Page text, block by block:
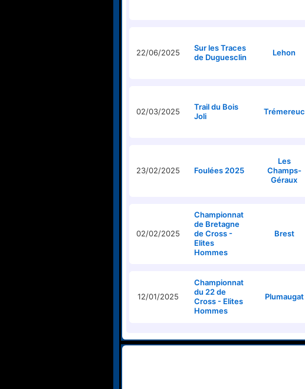
22/06/2025
Sur les Traces
de Duguesclin
Lehon
02/03/2025
Trail du Bois
Joli
Trémereuc
23/02/2025 Foulées 2025
Les
Champs-
Géraux
02/02/2025
Championnat
de Bretagne
de Cross -
Elites
Hommes
Brest
12/01/2025
Championnat
du 22 de
Cross - Elites
Hommes
Plumaugat